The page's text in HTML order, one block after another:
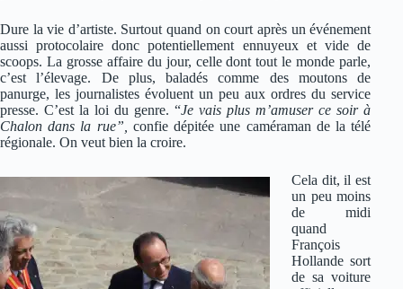
Dure la vie d’artiste. Surtout quand on court après un événement
aussi protocolaire donc potentiellement ennuyeux et vide de
scoops. La grosse affaire du jour, celle dont tout le monde parle,
c’est l’élevage. De plus, baladés comme des moutons de
panurge, les journalistes évoluent un peu aux ordres du service
presse. C’est la loi du genre. “Je vais plus m’amuser ce soir à
Chalon dans la rue”,
confie dépitée une caméraman de la télé
régionale. On veut bien la croire.
Cela dit, il est
un peu moins
de midi
quand
François
Hollande sort
de sa voiture